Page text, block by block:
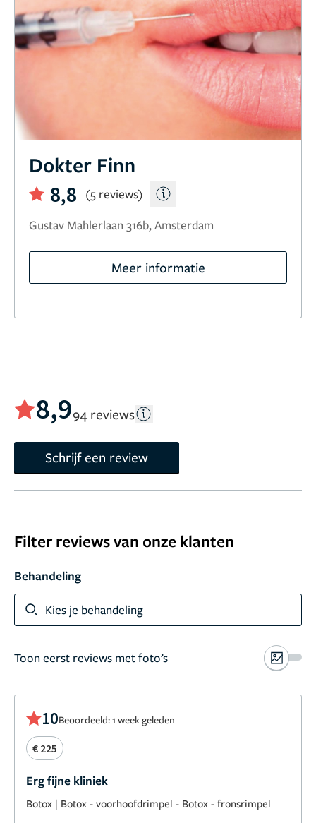
Dokter Finn
8,8
(5 reviews)
Gustav Mahlerlaan 316b, Amsterdam
Meer informatie
8,994 reviews
Schrijf een review
Toon meer
Filter reviews van onze klanten
Behandeling
Kies je behandeling
Toon eerst reviews met foto’s
10Beoordeeld: 1 week geleden
€ 225
Erg fijne kliniek
Botox | Botox - voorhoofdrimpel - Botox - fronsrimpel